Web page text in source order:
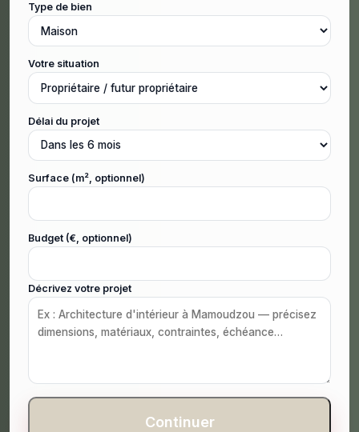
Type de bien
Votre situation
Délai du projet
Surface (m², optionnel)
Budget (€, optionnel)
Décrivez votre projet
Continuer